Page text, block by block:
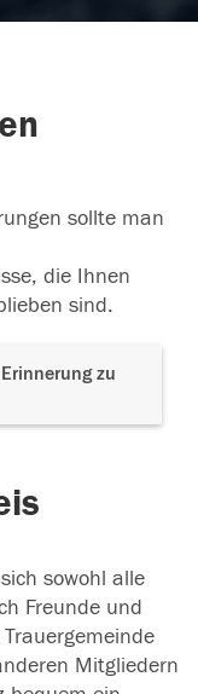
sollte man
die Ihnen
sind.
zu
sowohl alle
Freunde und
Mitgliedern